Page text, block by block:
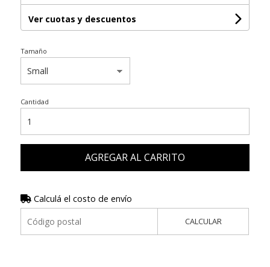
Ver cuotas y descuentos
Tamaño
Cantidad
AGREGAR AL CARRITO
Calculá el costo de envío
CALCULAR